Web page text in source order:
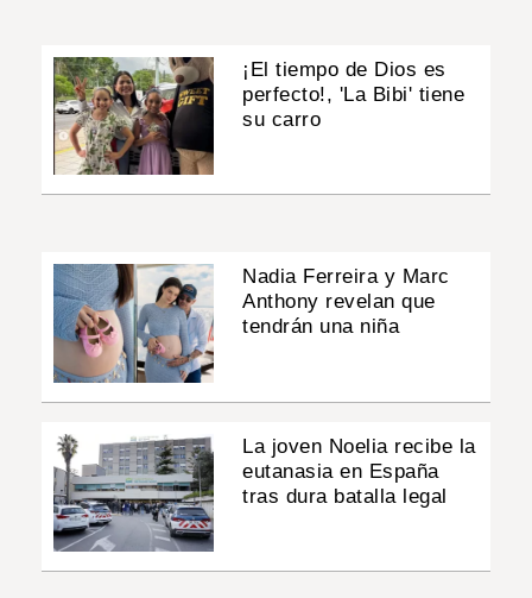
¡El tiempo de Dios es
perfecto!, 'La Bibi' tiene
su carro
Nadia Ferreira y Marc
Anthony revelan que
tendrán una niña
La joven Noelia recibe la
eutanasia en España
tras dura batalla legal